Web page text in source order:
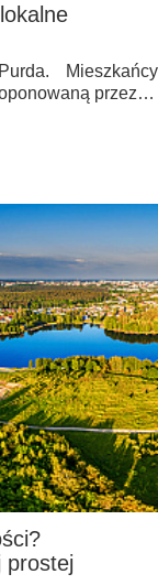
Mieszkańcy
przez…
prostej